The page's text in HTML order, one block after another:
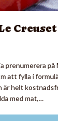
prenumerera på
att fylla i
är helt
med mat,…